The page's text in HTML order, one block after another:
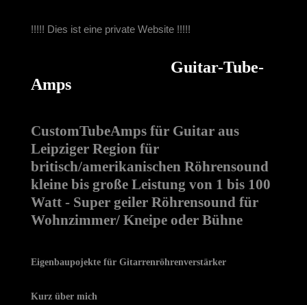
!!!!! Dies ist eine private Website !!!!!
Guitar-Tube-
Amps
CustomTubeAmps für Guitar aus
Leipziger Region für
britisch/amerikanischen Röhrensound
kleine bis große Leistung von 1 bis 100
Watt - Super geiler Röhrensound für
Wohnzimmer/ Kneipe oder Bühne
Eigenbaupojekte für Gitarrenröhrenverstärker
Kurz über mich